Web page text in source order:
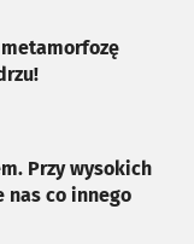
Przy wysokich
nas co innego